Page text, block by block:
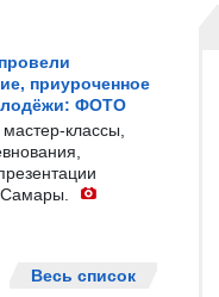
приуроченное
ФОТО
классы,
Самары.
Весь список